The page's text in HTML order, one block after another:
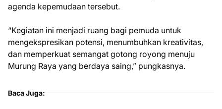
agenda kepemudaan tersebut.
“Kegiatan ini menjadi ruang bagi pemuda untuk
mengekspresikan potensi, menumbuhkan kreativitas,
dan memperkuat semangat gotong royong menuju
Murung Raya yang berdaya saing,” pungkasnya.
Baca Juga: